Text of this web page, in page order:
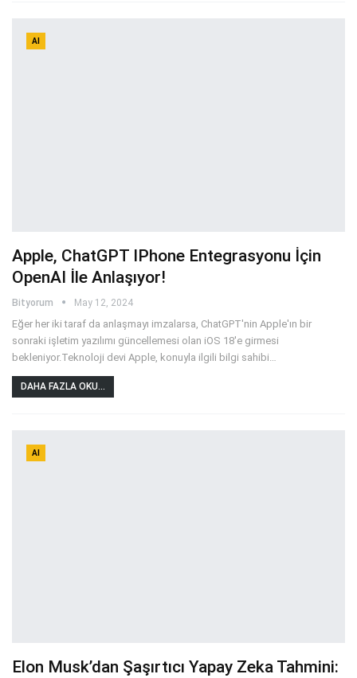
AI
Apple, ChatGPT IPhone Entegrasyonu İçin
OpenAI İle Anlaşıyor!
Bityorum May 12, 2024
Eğer her iki taraf da anlaşmayı imzalarsa, ChatGPT'nin Apple'ın bir
sonraki işletim yazılımı güncellemesi olan iOS 18'e girmesi
bekleniyor.Teknoloji devi Apple, konuyla ilgili bilgi sahibi
DAHA FAZLA OKU...
AI
Elon Musk’dan Şaşırtıcı Yapay Zeka Tahmini: